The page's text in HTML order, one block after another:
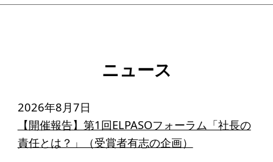
ソーシャルビジネス研究会
ELPASO会
ELPASO会とは
入会案内
ニュース
2026年8月7日
【開催報告】第1回ELPASOフォーラム「社長の
責任とは？」（受賞者有志の企画）